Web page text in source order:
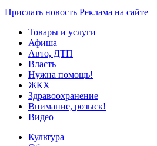
Прислать новость Реклама на сайте
Товары и услуги
Афиша
Авто, ДТП
Власть
Нужна помощь!
ЖКХ
Здравоохранение
Внимание, розыск!
Видео
Культура